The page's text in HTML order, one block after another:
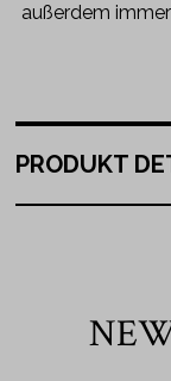
außerdem
PRODUKT